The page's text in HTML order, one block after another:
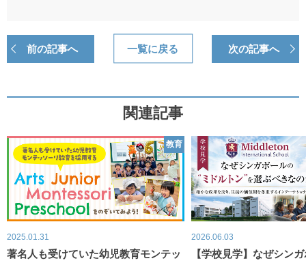
前の記事へ 次の記事へ
一覧に戻る
関連記事
教育
2025.01.31
著名人も受けていた幼児教育モンテッ
2026.06.03
【学校見学】なぜシン